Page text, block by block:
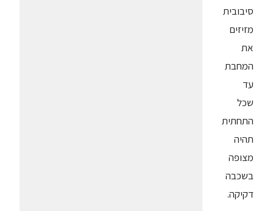
סיבובית
מזיזים
את
המחבת
עד
שכל
התחתית
תהיה
מצופה
בשכבה
דקיקה.